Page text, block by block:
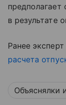
в результате
Ранее эксперт
расчета
Объяснялки